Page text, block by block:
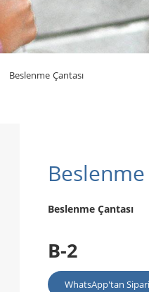
Beslenme Çantası
Beslenme
Beslenme Çantası
B-2
WhatsApp'tan